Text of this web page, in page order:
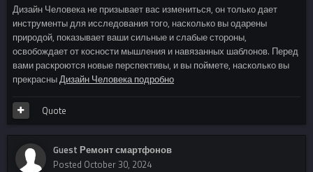
Дизайн Человека не призывает вас измениться, он только дает
инструменты для исследования того, насколько вы одарены
природой, показывает ваши сильные и слабые стороны,
освобождает от косности мышления и навязанных шаблонов. Перед
вами раскроются новые перспективы, и вы поймете, насколько вы
прекрасныДизайн Человека подробно
Quote
Guest Ремонт смартфонов
Posted October 30, 2024